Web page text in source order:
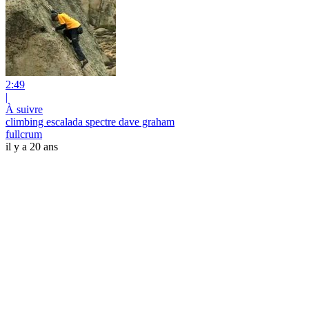
2:49
|
À suivre
climbing escalada spectre dave graham
fullcrum
il y a 20 ans